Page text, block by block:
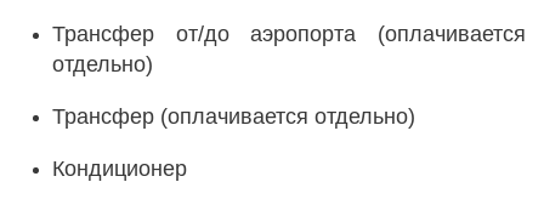
Трансфер от/до аэропорта (оплачивается
отдельно)
Трансфер (оплачивается отдельно)
Кондиционер